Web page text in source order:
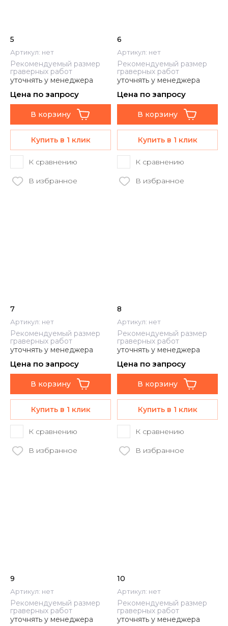
5
Артикул: нет
Рекомендуемый размер
граверных работ
уточнять у менеджера
Цена по запросу
В корзину
Купить в 1 клик
К сравнению
В избранное
6
Артикул: нет
Рекомендуемый размер
граверных работ
уточнять у менеджера
Цена по запросу
В корзину
Купить в 1 клик
К сравнению
В избранное
7
Артикул: нет
Рекомендуемый размер
граверных работ
уточнять у менеджера
Цена по запросу
В корзину
Купить в 1 клик
К сравнению
В избранное
8
Артикул: нет
Рекомендуемый размер
граверных работ
уточнять у менеджера
Цена по запросу
В корзину
Купить в 1 клик
К сравнению
В избранное
9
Артикул: нет
Рекомендуемый размер
граверных работ
уточнять у менеджера
10
Артикул: нет
Рекомендуемый размер
граверных работ
уточнять у менеджера